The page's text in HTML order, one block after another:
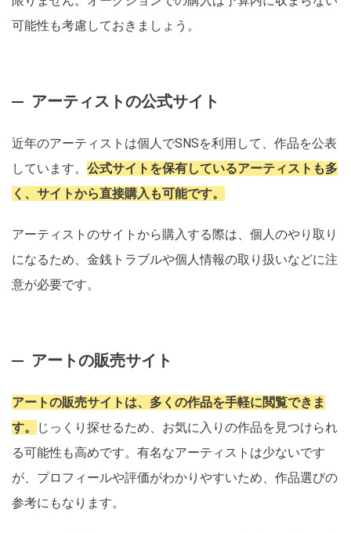
可能性も考慮しておきましょう。
アーティストの公式サイト
近年のアーティストは個人でSNSを利用して、作品を公表
しています。 公式サイトを保有しているアーティストも多
く、サイトから直接購入も可能です。
アーティストのサイトから購入する際は、個人のやり取り
になるため、金銭トラブルや個人情報の取り扱いなどに注
意が必要です。
アートの販売サイト
アートの販売サイトは、多くの作品を手軽に閲覧できま
す。
じっくり探せるため、お気に入りの作品を見つけられ
る可能性も高めです。有名なアーティストは少ないです
が、プロフィールや評価がわかりやすいため、作品選びの
参考にもなります。